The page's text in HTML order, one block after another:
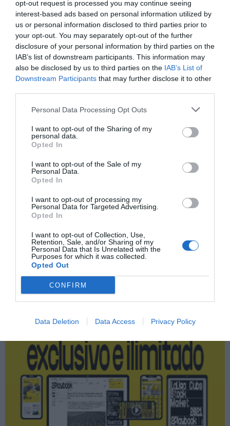
opt-out request is processed you may continue seeing
interest-based ads based on personal information utilized by
us or personal information disclosed to third parties prior to
your opt-out. You may separately opt-out of the further
disclosure of your personal information by third parties on the
IAB’s list of downstream participants. This information may
also be disclosed by us to third parties on the IAB’s List of
Downstream Participants that may further disclose it to other
Personal Data Processing Opt Outs
I want to opt-out of the Sharing of my
personal data.
Opted In
I want to opt-out of the Sale of my
Personal Data.
Opted In
I want to opt-out of processing my
Personal Data for Targeted Advertising.
Opted In
I want to opt-out of Collection, Use,
Retention, Sale, and/or Sharing of my
Personal Data that Is Unrelated with the
Purposes for which it was collected.
Opted Out
CONFIRM
Data Deletion Data Access Privacy Policy
Índex2P
Grupo DiR
BDiR y Jambox, las tres cadenas de franquicias que ha
lanzado en los últimos años. En la actualidad, la cadena
opera 67 instalaciones deportivas en España, entre
clubes propios y locales franquiciados.
Añadir 2Playbookcomo fuente preferida de Google
de forma gratuita
Mantente informado con las últimas noticias de actualidad.
ACTIVAR AHORA
Compartir
Publicidad
2Playbook Club